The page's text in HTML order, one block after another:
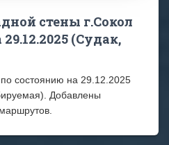
стены г.Сокол
(Судак,
состоянию на 29.12.2025
Добавлены